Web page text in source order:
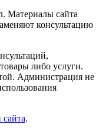
Материалы сайта
консультацию
либо услуги.
Администрация не
.